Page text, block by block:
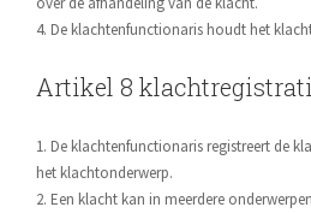
4. De klachtenfunctionaris houdt het
Artikel 8
1. De klachtenfunctionaris registreert de
het klachtonderwerp.
2. Een klacht kan in meerdere